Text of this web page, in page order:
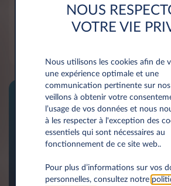
La marque DS Automobiles mise
un confort haut de gamme avec la
NOUS
VOTRE VIE
Nous utilisons les cookies afin de
une expérience optimale et une
communication pertinente sur nos
veillons à obtenir votre
l’usage de vos données et nous
à les respecter à l'exception des
essentiels qui sont nécessaires au
fonctionnement de ce site web..
Pour plus d’informations sur vos
personnelles, consultez notre